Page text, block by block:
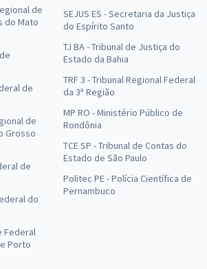
de
do Mato
de
de
Grosso
de
do
Federal
Porto
SEJUS ES - Secretaria da Justiça
do Espírito Santo
TJ BA - Tribunal de Justiça do
Estado da Bahia
TRF 3 - Tribunal Regional Federal
da 3ª Região
MP RO - Ministério Público de
Rondônia
TCE SP - Tribunal de Contas do
Estado de São Paulo
Politec PE - Polícia Científica de
Pernambuco